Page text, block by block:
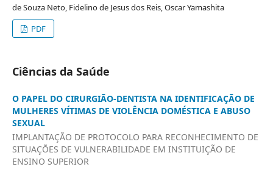
de Souza Neto, Fidelino de Jesus dos Reis, Oscar Yamashita
PDF
Ciências da Saúde
O PAPEL DO CIRURGIÃO-DENTISTA NA IDENTIFICAÇÃO DE
MULHERES VÍTIMAS DE VIOLÊNCIA DOMÉSTICA E ABUSO
SEXUAL
IMPLANTAÇÃO DE PROTOCOLO PARA RECONHECIMENTO DE
SITUAÇÕES DE VULNERABILIDADE EM INSTITUIÇÃO DE
ENSINO SUPERIOR